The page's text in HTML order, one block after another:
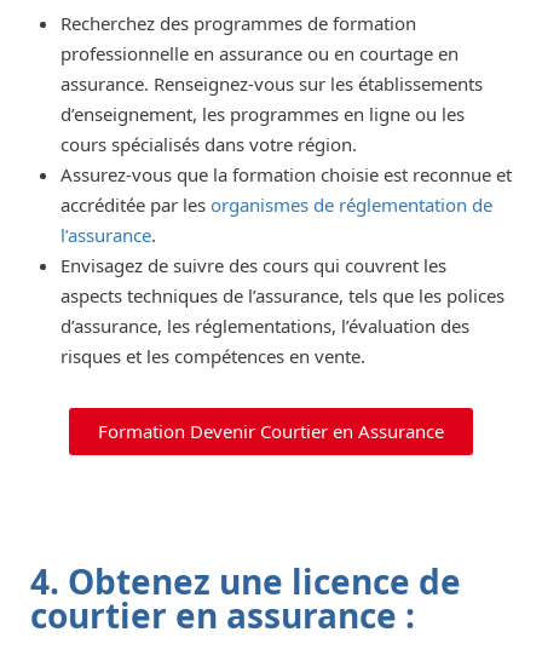
Recherchez des programmes de formation
professionnelle en assurance ou en courtage en
assurance. Renseignez-vous sur les établissements
d’enseignement, les programmes en ligne ou les
cours spécialisés dans votre région.
Assurez-vous que la formation choisie est reconnue et
accréditée par les organismes de réglementation de
l’assurance.
Envisagez de suivre des cours qui couvrent les
aspects techniques de l’assurance, tels que les polices
d’assurance, les réglementations, l’évaluation des
risques et les compétences en vente.
Formation Devenir Courtier en Assurance
4. Obtenez une licence de
courtier en assurance :